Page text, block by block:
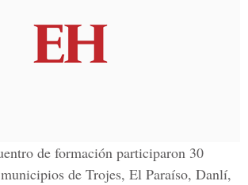
de formación participaron 30
de Trojes, El Paraíso, Danlí,